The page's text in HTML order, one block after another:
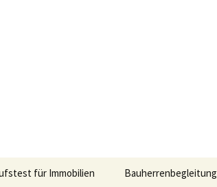
für Immobilien Bauherrenbegleitung